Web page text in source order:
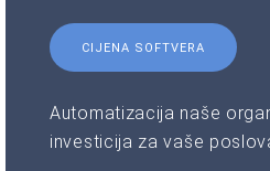
CIJENA SOFTVERA
Automatizacija naše
investicija za vaše